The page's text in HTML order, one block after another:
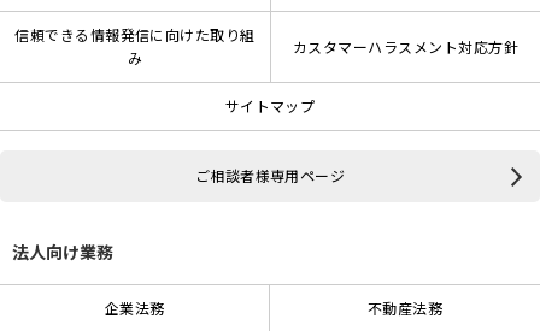
信頼できる情報発信に向けた取り組
み
カスタマーハラスメント対応方針
サイトマップ
ご相談者様専用ページ
法人向け業務
企業法務 不動産法務